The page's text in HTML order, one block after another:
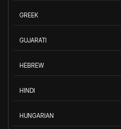
GREEK
GUJARATI
HEBREW
HINDI
HUNGARIAN